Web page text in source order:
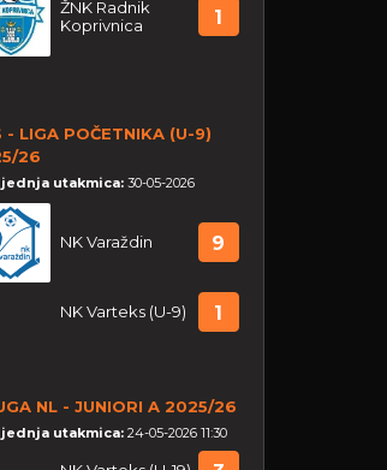
ŽNK Radnik
Koprivnica
1
- LIGA POČETNIKA (U-9)
26
utakmica: 30-05-2026
NK Varaždin 9
NK Varteks (U-9) 1
NL - JUNIORI A 2025/26
utakmica: 24-05-2026 11:30